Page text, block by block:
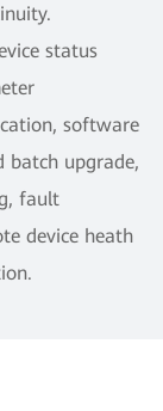
status
software
batch upgrade,
fault
device heath